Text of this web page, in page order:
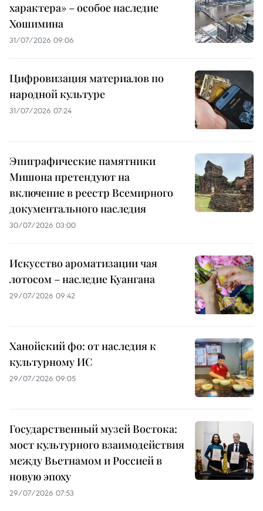
характера» – особое наследие
Хошимина
31/07/2026 09:06
Цифровизация материалов по
народной культуре
31/07/2026 07:24
Эпиграфические памятники
Мишона претендуют на
включение в реестр Всемирного
документального наследия
30/07/2026 03:00
Искусство ароматизации чая
лотосом – наследие Куангана
29/07/2026 09:42
Ханойский фо: от наследия к
культурному ИС
29/07/2026 09:05
Государственный музей Востока:
мост культурного взаимодействия
между Вьетнамом и Россией в
новую эпоху
29/07/2026 07:53